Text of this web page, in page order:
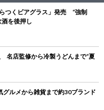
つくビアグラス」発売 “強制
を後押し
名店監修から冷製うどんまで“夏
ルメから雑貨まで約30ブランド